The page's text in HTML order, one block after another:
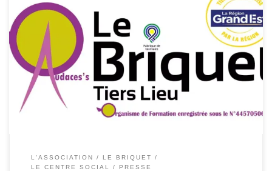
Audaces’s recrute des formatrices et formateurs pour
enrichir son réseau “Le BRIQUET” !
Appel à candidatures
— Formateurs & Formatrices
Qui sommes-nous ?
L’association Audaces’s constitue son portefeuille de
formatrices et formateurs pour son organisme de
formation Le BRIQUET.
Notre mission : proposer des
formations utiles, concrètes et ancrées […]
L'ASSOCIATION
LE BRIQUET
LE CENTRE SOCIAL
PRESSE